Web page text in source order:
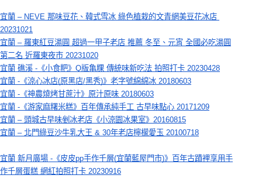
宜蘭 – NEVE 那味豆花、韓式雪冰 綠色植栽的文青網美豆花冰店
20231021
宜蘭 – 羅東紅豆湯圓 超過一甲子老店 推薦 冬至、元宵 全國必吃湯圓
第二名 近羅東夜市 20231020
宜蘭 礁溪 -《小食粑》Q版亀粿 傳統味新吃法 拍照打卡 20230428
宜蘭 -《涼心冰店(原黑店/黑秀)》老字號綿綿冰 20180603
宜蘭 -《神農燒烤甘蔗汁》原汁原味 20180603
宜蘭 -《游家麻糬米糕》百年傳承純手工 古早味點心 20171209
宜蘭 – 頭城古早味剉冰老店《小涼園冰果室》20160815
宜蘭 – 北門綠豆沙牛乳大王 & 30年老店檸檬愛玉 20100718
宜蘭 新月廣場 -《皮皮pp手作千層(宜蘭藍屋門市)》百年古蹟裡享用手
作千層蛋糕 網紅拍照打卡 20230916